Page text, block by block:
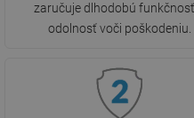
zaručuje dlhodobú
odolnosť voči poškodeniu.